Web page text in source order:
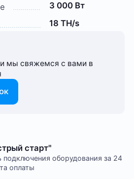
3 000 Вт
18 TH/s
мы свяжемся с вами в
пока нет отзывов
заказа вы можете выбрать
Оплата производится только
заказа, с вами
старт"
оборудования за 24
оплаты